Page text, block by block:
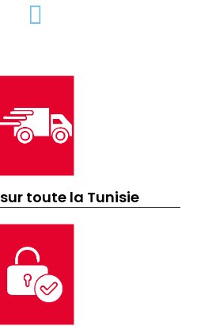
toute la Tunisie